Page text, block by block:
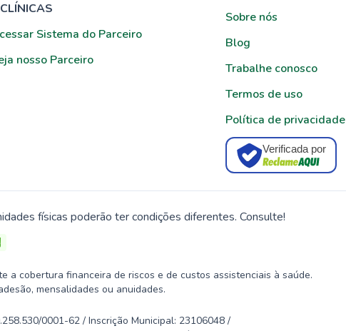
Sistema do Parceiro
nosso Parceiro
Sobre nós
Blog
Trabalhe conosco
Termos de uso
Política de privacidade
Verificada por
físicas poderão ter condições diferentes. Consulte!
a cobertura financeira de riscos e de custos assistenciais à saúde.
mensalidades ou anuidades.
0001-62 / Inscrição Municipal: 23106048 /